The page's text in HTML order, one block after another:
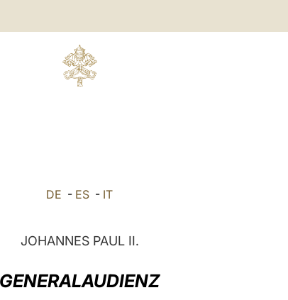
DE - ES - IT
JOHANNES PAUL II.
GENERALAUDIENZ